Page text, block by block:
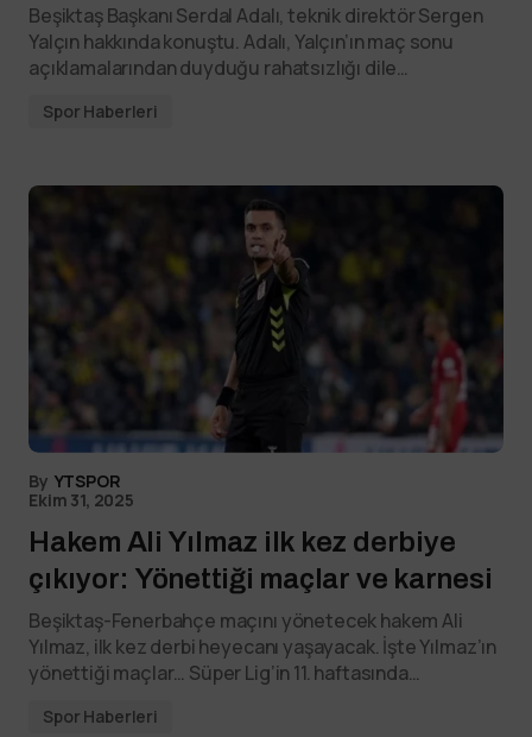
Beşiktaş Başkanı Serdal Adalı, teknik direktör Sergen
Yalçın hakkında konuştu. Adalı, Yalçın’ın maç sonu
açıklamalarından duyduğu rahatsızlığı dile…
Spor Haberleri
By YTSPOR
Ekim 31, 2025
Hakem Ali Yılmaz ilk kez derbiye
çıkıyor: Yönettiği maçlar ve karnesi
Beşiktaş-Fenerbahçe maçını yönetecek hakem Ali
Yılmaz, ilk kez derbi heyecanı yaşayacak. İşte Yılmaz’ın
yönettiği maçlar… Süper Lig’in 11. haftasında…
Spor Haberleri